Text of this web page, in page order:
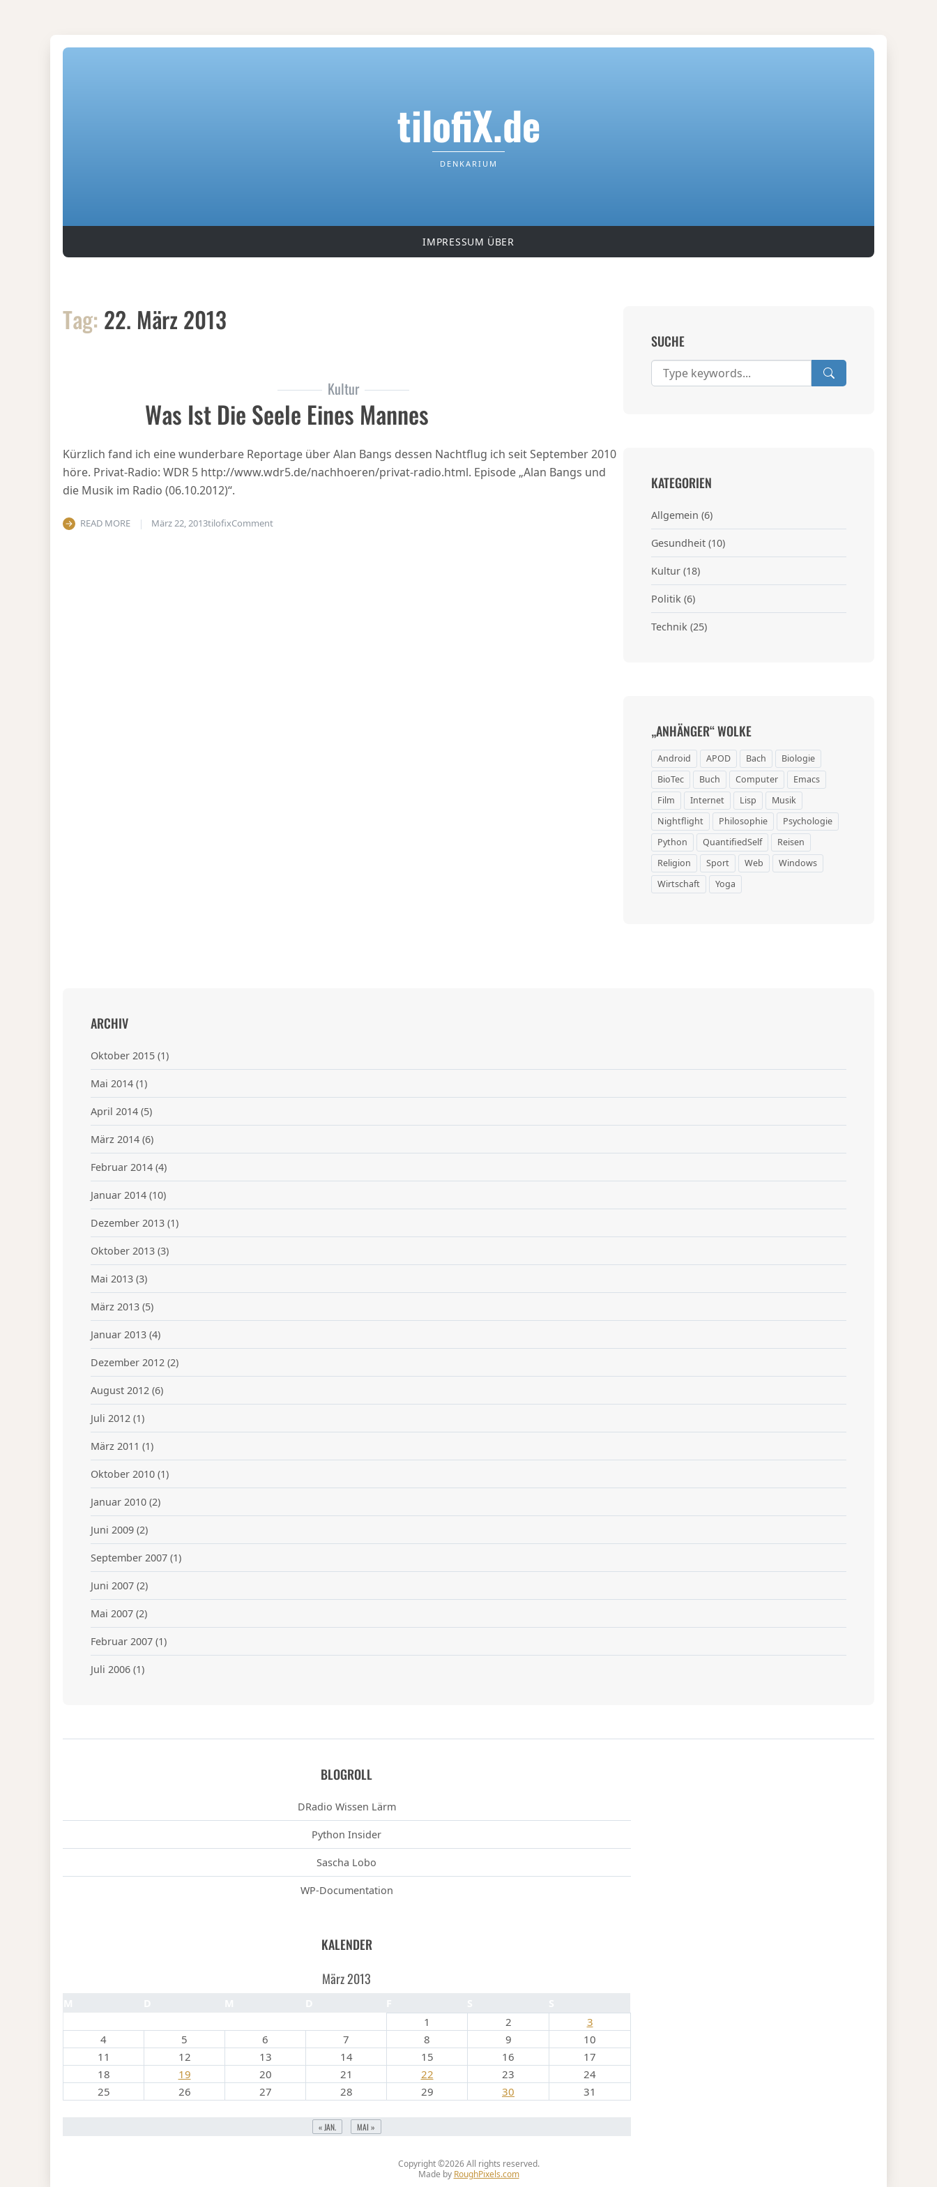
tilofiX.de
DENKARIUM
IMPRESSUM ÜBER
Tag: 22. März 2013
Kultur
Was Ist Die Seele Eines Mannes
Kürzlich fand ich eine wunderbare Reportage über Alan Bangs dessen Nachtflug ich seit September 2010
höre. Privat-Radio: WDR 5 http://www.wdr5.de/nachhoeren/privat-radio.html. Episode „Alan Bangs und
die Musik im Radio (06.10.2012)“.
READ MORE März 22, 2013tilofixCommenton Was ist die Seele eines Mannes
SUCHE
KATEGORIEN
Allgemein (6)
Gesundheit (10)
Kultur (18)
Politik (6)
Technik (25)
„ANHÄNGER“ WOLKE
Android APOD Bach
Biologie
BioTec
Buch Computer
Emacs
Film
Internet Lisp
Musik
Nightflight
Philosophie
Psychologie
Python
QuantifiedSelf
Reisen
Religion
Sport Web
Windows
Wirtschaft
Yoga
ARCHIV
Oktober 2015 (1)
Mai 2014 (1)
April 2014 (5)
März 2014 (6)
Februar 2014 (4)
Januar 2014 (10)
Dezember 2013 (1)
Oktober 2013 (3)
Mai 2013 (3)
März 2013 (5)
Januar 2013 (4)
Dezember 2012 (2)
August 2012 (6)
Juli 2012 (1)
März 2011 (1)
Oktober 2010 (1)
Januar 2010 (2)
Juni 2009 (2)
September 2007 (1)
Juni 2007 (2)
Mai 2007 (2)
Februar 2007 (1)
Juli 2006 (1)
BLOGROLL
DRadio Wissen Lärm
Python Insider
Sascha Lobo
WP-Documentation
KALENDER
März 2013
1 2
3
4
5 6 7 8 9
10
11
12 13 14 15 16
17
18
19 20 21 22 23
24
25
26 27 28 29 30 31
« JAN. MAI »
Copyright ©2026All rights reserved.
Made by RoughPixels.com